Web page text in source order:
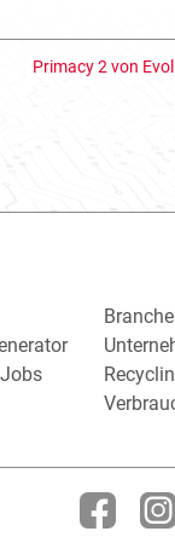
Primacy 2 von